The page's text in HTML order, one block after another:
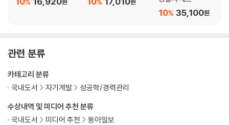
8장 예상치 못한 상황에는 즉흥적으로 대처하라
문워크, 최고의 계획
예기치 않은 상황에 대비하는 방법
예상치 못한 우여곡절을 이겨내고 성공하려면
35,100원
10%
관련 분류
수상내역 및 미디어 추천 분류
국내도서
미디어 추천 동아일보
카테고리 분류
국내도서
자기계발 성공학/경력관리